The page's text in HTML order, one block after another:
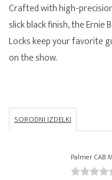
Crafted with high-
slick black finish, the Ernie
Locks keep your favorite
on the show.
SORODNI IZDELKI
Palmer CAB